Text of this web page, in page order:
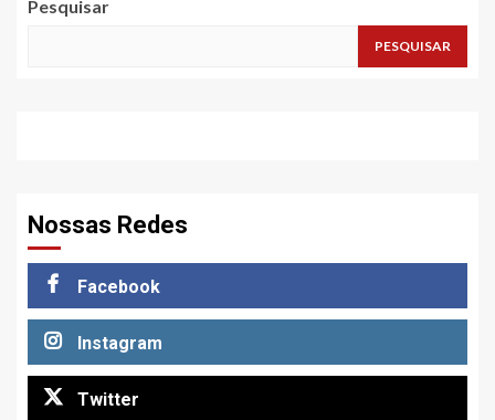
Pesquisar
PESQUISAR
Nossas Redes
Facebook
Instagram
Twitter